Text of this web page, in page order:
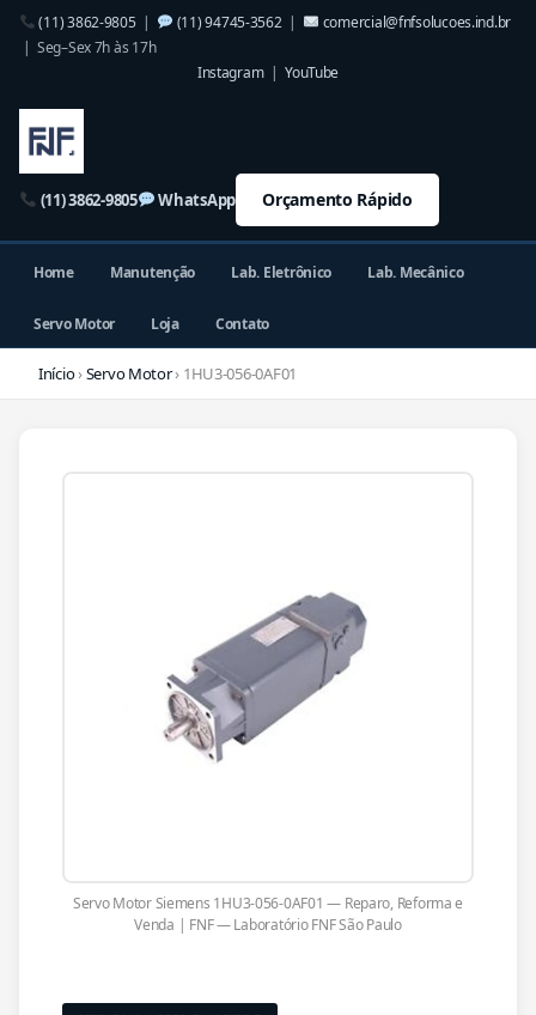
(11) 3862-9805| (11) 94745-3562|
comercial@fnfsolucoes.ind.br
| Seg–Sex 7h às 17h
Instagram|YouTube
(11) 3862-9805 WhatsApp Orçamento Rápido
Home Manutenção Lab. Eletrônico Lab. Mecânico
Servo Motor Loja Contato
Início›Servo Motor› 1HU3-056-0AF01
Servo Motor Siemens 1HU3-056-0AF01 — Reparo, Reforma e
Venda | FNF — Laboratório FNF São Paulo